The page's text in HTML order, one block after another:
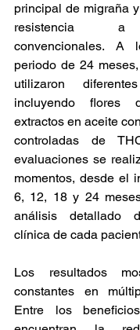
principal de migraña
resistencia a
convencionales.
periodo de 24
utilizaron
incluyendo flores
extractos en aceite
controladas de
evaluaciones se
momentos, desde el
6, 12, 18 y 24
análisis detallado
clínica de cada
Los resultados
constantes en
Entre los